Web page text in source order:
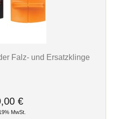
Falz- und Ersatzklinge
€
inkl. 19% MwSt.